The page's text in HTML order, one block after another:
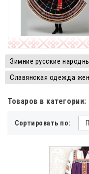
Зимние русские
Славянская одежда
Товаров в категории:
Сортировать по: